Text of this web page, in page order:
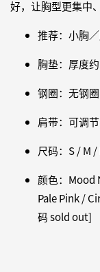
好，让胸型更集中
推荐：小胸
胸垫：厚度
钢圈：无钢
肩带：可调
尺码：S / M /
颜色：Mood
Pale Pink /
码 sold out]